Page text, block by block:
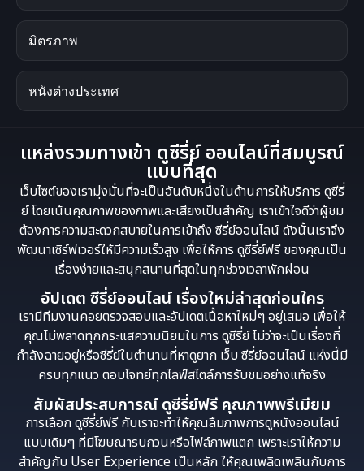
มิตรภาพ
หนังต่างประเทศ
แหล่งรวมทางเข้า ดูซีรี่ย์ ออนไลน์ที่สมบูรณ์
แบบที่สุด
เว็บไซต์ของเรามุ่งมั่นที่จะเป็นอันดับหนึ่งในด้านการให้บริการ ดูซีรี่
ย์ โดยเน้นคุณภาพของภาพและเสียงเป็นสำคัญ เราเข้าใจดีว่าผู้ชม
ต้องการความสะดวกสบายในการเข้าถึง ซีรี่ย์ออนไลน์ ดังนั้นเราจึง
พัฒนาเซิร์ฟเวอร์ให้มีความเร็วสูง เพื่อให้การ ดูซีรี่ย์ฟรี ของคุณเป็น
เรื่องง่ายและสนุกสนานที่สุดในทุกช่วงเวลาพักผ่อน
อัปเดต ซีรี่ย์ออนไลน์ เรื่องใหม่ล่าสุดก่อนใคร
เรามีทีมงานคอยตรวจสอบและอัปเดตเนื้อหาใหม่ๆ อยู่เสมอ เพื่อให้
คุณไม่พลาดทุกกระแสความนิยมในการ ดูซีรี่ย์ ไม่ว่าจะเป็นเรื่องที่
กำลังฉายอยู่หรือซีรี่ย์ในตำนานที่หาดูยาก เว็บ ซีรี่ย์ออนไลน์ แห่งนี้มี
ครบทุกแนว ตอบโจทย์ทุกไลฟ์สไตล์การรับชมอย่างแท้จริง
สัมผัสประสบการณ์ ดูซีรี่ย์ฟรี คุณภาพพรีเมียม
การเลือก ดูซีรี่ย์ฟรี กับเราจะทำให้คุณลืมภาพการดูหนังออนไลน์
แบบเดิมๆ ที่มีโฆษณารบกวนหรือไฟล์ภาพแตก เพราะเราให้ความ
สำคัญกับ User Experience เป็นหลัก ให้คุณเพลิดเพลินกับการ